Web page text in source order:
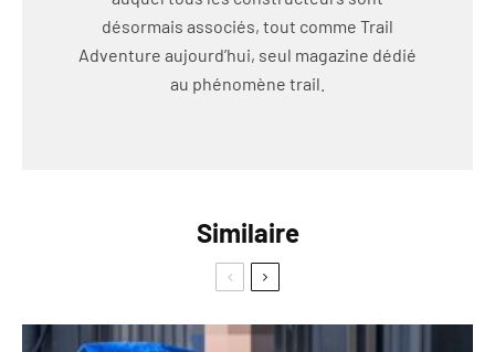
désormais associés, tout comme Trail
Adventure aujourd’hui, seul magazine dédié
au phénomène trail.
Similaire